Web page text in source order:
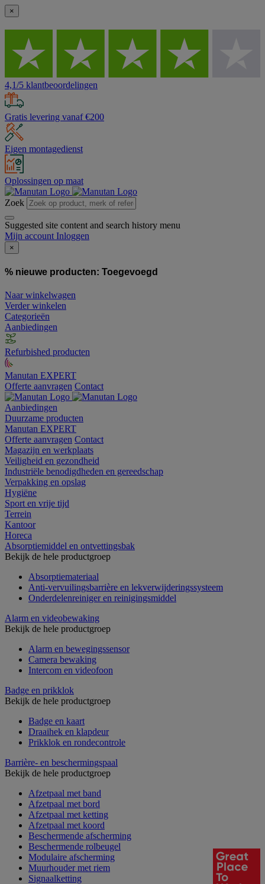
×
4,1/5 klantbeoordelingen
Gratis levering vanaf €200
Eigen montagedienst
Oplossingen op maat
Zoek
Suggested site content and search history menu
Mijn account Inloggen
×
% nieuwe producten: Toegevoegd
Naar winkelwagen
Verder winkelen
Categorieën
Aanbiedingen
Refurbished producten
Manutan EXPERT
Offerte aanvragen Contact
Aanbiedingen
Duurzame producten
Manutan EXPERT
Offerte aanvragen Contact
Magazijn en werkplaats
Veiligheid en gezondheid
Industriële benodigdheden en gereedschap
Verpakking en opslag
Hygiëne
Sport en vrije tijd
Terrein
Kantoor
Horeca
Absorptiemiddel en ontvettingsbak
Bekijk de hele productgroep
Absorptiemateriaal
Anti-vervuilingsbarrière en lekverwijderingssysteem
Onderdelenreiniger en reinigingsmiddel
Alarm en videobewaking
Bekijk de hele productgroep
Alarm en bewegingssensor
Camera bewaking
Intercom en videofoon
Badge en prikklok
Bekijk de hele productgroep
Badge en kaart
Draaihek en klapdeur
Prikklok en rondecontrole
Barrière- en beschermingspaal
Bekijk de hele productgroep
Afzetpaal met band
Afzetpaal met bord
Afzetpaal met ketting
Afzetpaal met koord
Beschermende afscherming
Beschermende rolbeugel
Modulaire afscherming
Muurhouder met riem
Signaalketting